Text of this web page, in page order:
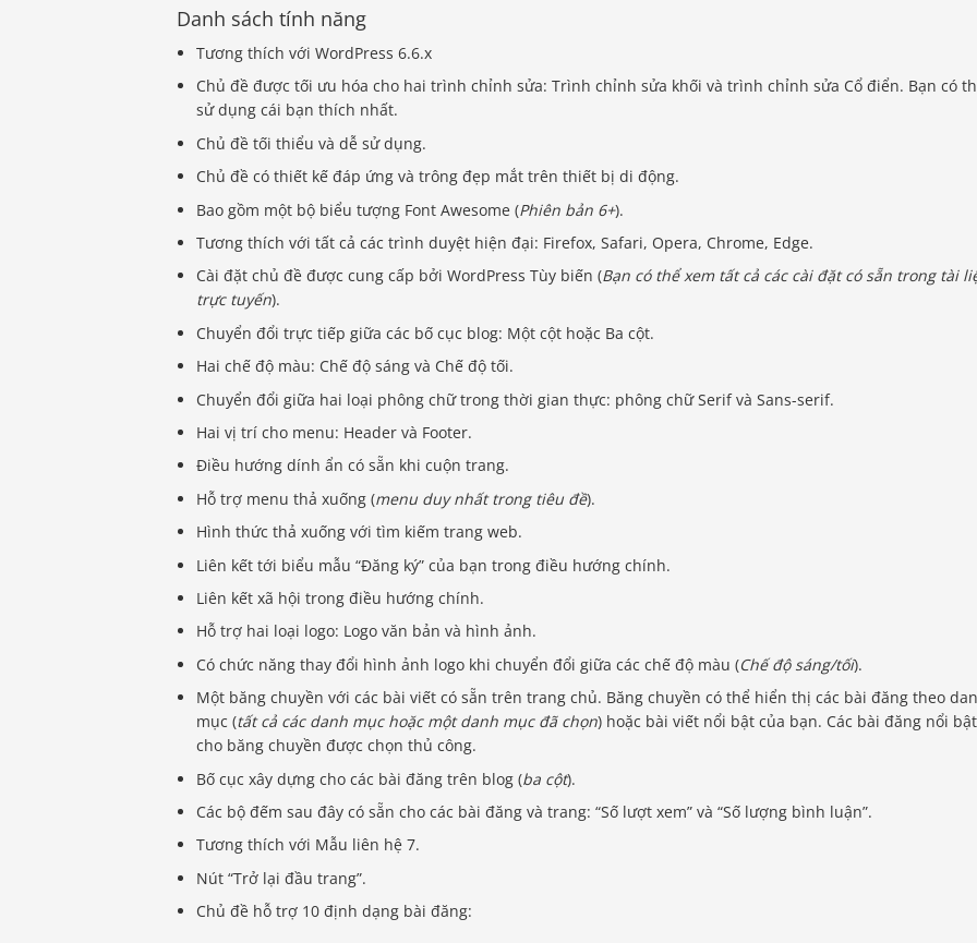
Danh sách tính năng
Tương thích với WordPress 6.6.x
Chủ đề được tối ưu hóa cho hai trình chỉnh sửa: Trình chỉnh sửa khối và trình chỉnh sửa Cổ điển. Bạn có
sử dụng cái bạn thích nhất.
Chủ đề tối thiểu và dễ sử dụng.
Chủ đề có thiết kế đáp ứng và trông đẹp mắt trên thiết bị di động.
Bao gồm một bộ biểu tượng Font Awesome (Phiên bản 6+).
Tương thích với tất cả các trình duyệt hiện đại: Firefox, Safari, Opera, Chrome, Edge.
Cài đặt chủ đề được cung cấp bởi WordPress Tùy biến (Bạn có thể xem tất cả các cài đặt có sẵn trong tài
trực tuyến).
Chuyển đổi trực tiếp giữa các bố cục blog: Một cột hoặc Ba cột.
Hai chế độ màu: Chế độ sáng và Chế độ tối.
Chuyển đổi giữa hai loại phông chữ trong thời gian thực: phông chữ Serif và Sans-serif.
Hai vị trí cho menu: Header và Footer.
Điều hướng dính ẩn có sẵn khi cuộn trang.
Hỗ trợ menu thả xuống (menu duy nhất trong tiêu đề).
Hình thức thả xuống với tìm kiếm trang web.
Liên kết tới biểu mẫu “Đăng ký” của bạn trong điều hướng chính.
Liên kết xã hội trong điều hướng chính.
Hỗ trợ hai loại logo: Logo văn bản và hình ảnh.
Có chức năng thay đổi hình ảnh logo khi chuyển đổi giữa các chế độ màu (Chế độ sáng/tối).
Một băng chuyền với các bài viết có sẵn trên trang chủ. Băng chuyền có thể hiển thị các bài đăng theo
mục (tất cả các danh mục hoặc một danh mục đã chọn) hoặc bài viết nổi bật của bạn. Các bài đăng nổi bật
cho băng chuyền được chọn thủ công.
Bố cục xây dựng cho các bài đăng trên blog (ba cột).
Các bộ đếm sau đây có sẵn cho các bài đăng và trang: “Số lượt xem” và “Số lượng bình luận”.
Tương thích với Mẫu liên hệ 7.
Nút “Trở lại đầu trang”.
Chủ đề hỗ trợ 10 định dạng bài đăng: